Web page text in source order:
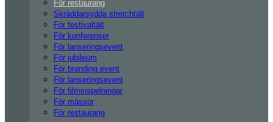
För restaurang
Skräddarsydda stretchtält
För festivaltält
För konferenser
För lanseringsevent
För jubileum
För branding event
För lanseringsevent
För filminspelningar
För mässor
För restaurang